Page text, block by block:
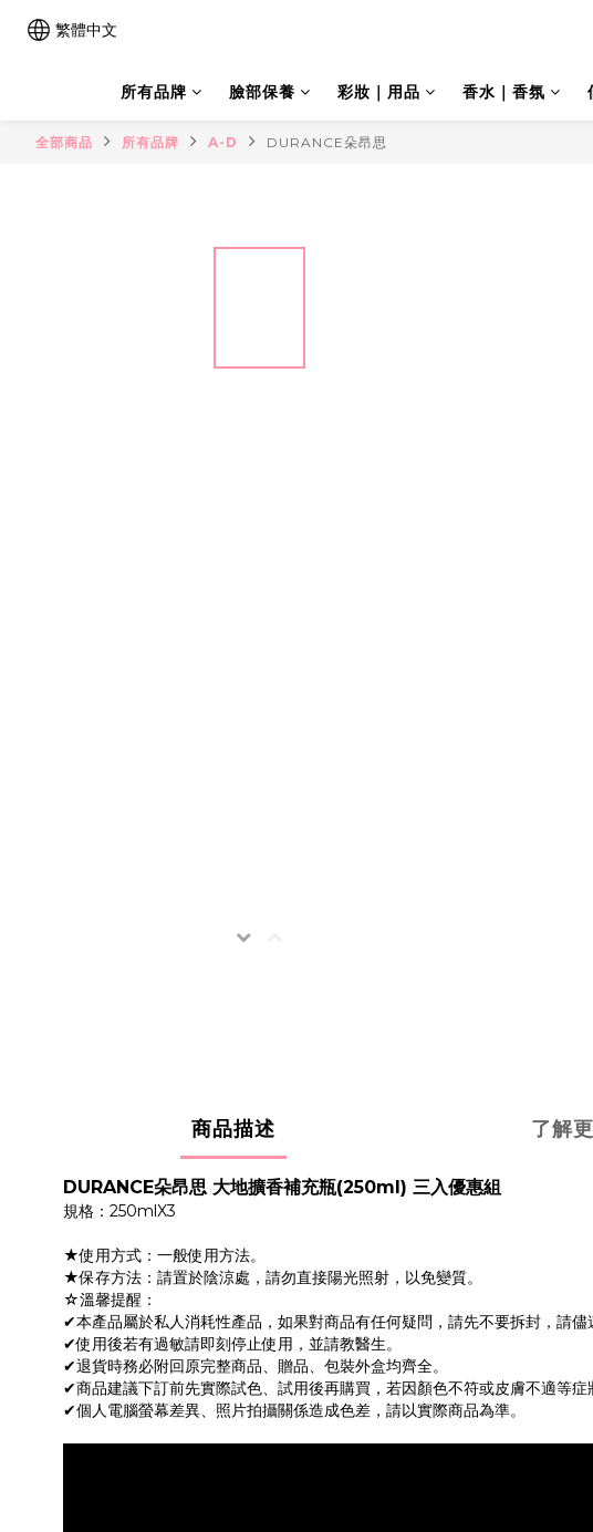
繁體中文
所有品牌 臉部保養 彩妝｜用品 香水｜香氛
全部商品 所有品牌 A-D DURANCE朵昂思
商品描述 了解
DURANCE朵昂思 大地擴香補充瓶(250ml) 三入優惠組
規格：250mlX3
★使用方式：一般使用方法。
★保存方法：請置於陰涼處，請勿直接陽光照射，以免變質。
☆溫馨提醒：
✔本產品屬於私人消耗性產品，如果對商品有任何疑問，請先不要拆封，請
✔使用後若有過敏請即刻停止使用，並請教醫生。
✔退貨時務必附回原完整商品、贈品、包裝外盒均齊全。
✔商品建議下訂前先實際試色、試用後再購買，若因顏色不符或皮膚不適等症
✔個人電腦螢幕差異、照片拍攝關係造成色差，請以實際商品為準。